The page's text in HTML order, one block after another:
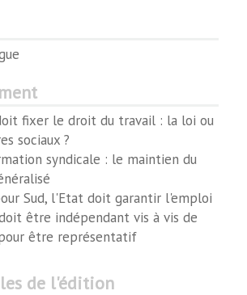
fixer le droit du travail : la loi ou
sociaux ?
syndicale : le maintien du
Sud, l'Etat doit garantir l'emploi
être indépendant vis à vis de
être représentatif
de l'édition